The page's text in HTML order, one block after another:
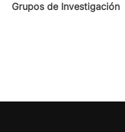
Grupos de Investigación